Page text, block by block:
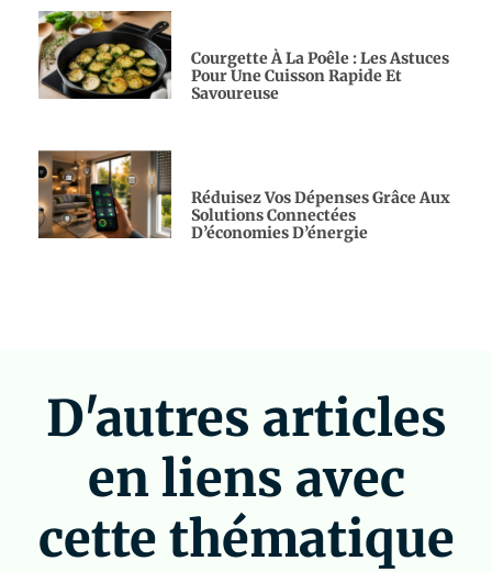
Courgette À La Poêle : Les Astuces
Pour Une Cuisson Rapide Et
Savoureuse
Réduisez Vos Dépenses Grâce Aux
Solutions Connectées
D’économies D’énergie
D'autres articles
en liens avec
cette thématique